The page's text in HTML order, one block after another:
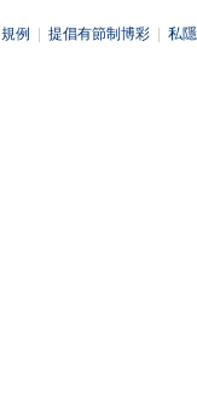
規例 提倡有節制博彩 私